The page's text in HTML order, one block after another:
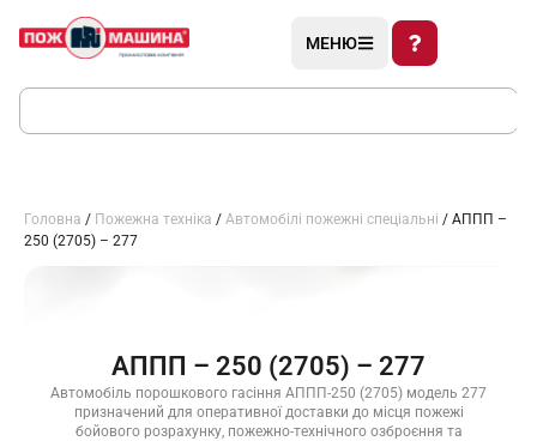
МЕНЮ
Головна / Пожежна техніка / Автомобілі пожежні спеціальні / АППП –
250 (2705) – 277
АППП – 250 (2705) – 277
Автомобіль порошкового гасіння АППП-250 (2705) модель 277
призначений для оперативної доставки до місця пожежі
бойового розрахунку, пожежно-технічного озброєння та